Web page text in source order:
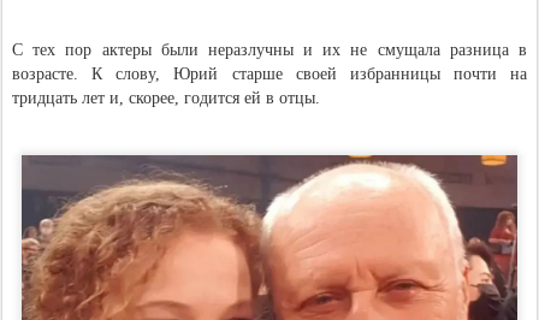
С тех пор актеры были неразлучны и их не смущала разница в
возрасте. К слову, Юрий старше своей избранницы почти на
тридцать лет и, скорее, годится ей в отцы.